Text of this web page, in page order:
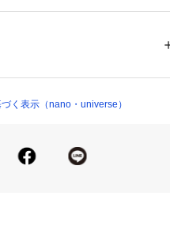
タンとサイドパッチポケット
やすいクルーネックデザイン
レッチがあり総針編みの程よい
110℃ ドライ弱い タンブル乾燥× 平
く表示（nano・universe）